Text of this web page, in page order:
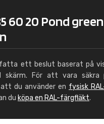
60 20 Pond
ett beslut baserat på
skärm. För att vara
du använder en fysisk
du köpa en RAL-färgfläkt.